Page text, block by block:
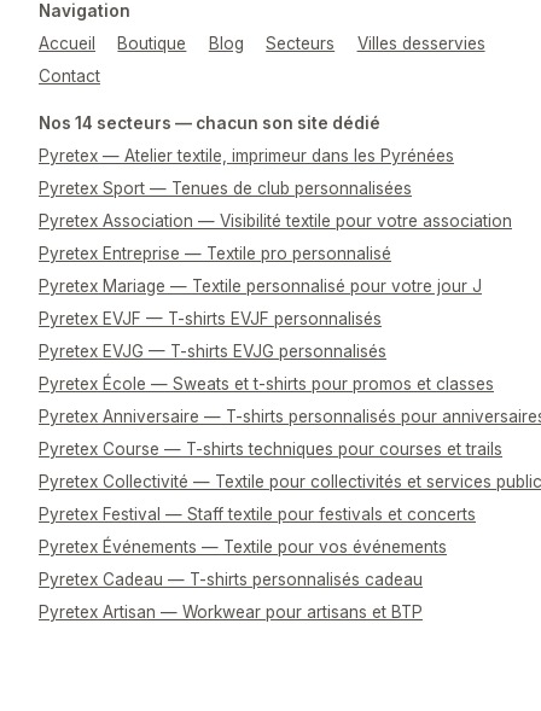
Navigation
Accueil
Boutique Blog Secteurs
Villes desservies
Contact
Nos 14 secteurs — chacun son site dédié
Pyretex — Atelier textile, imprimeur dans les Pyrénées
Pyretex Sport — Tenues de club personnalisées
Pyretex Association — Visibilité textile pour votre association
Pyretex Entreprise — Textile pro personnalisé
Pyretex Mariage — Textile personnalisé pour votre jour J
Pyretex EVJF — T-shirts EVJF personnalisés
Pyretex EVJG — T-shirts EVJG personnalisés
Pyretex École — Sweats et t-shirts pour promos et classes
Pyretex Anniversaire — T-shirts personnalisés pour
Pyretex Course — T-shirts techniques pour courses et trails
Pyretex Collectivité — Textile pour collectivités et services
Pyretex Festival — Staff textile pour festivals et concerts
Pyretex Événements — Textile pour vos événements
Pyretex Cadeau — T-shirts personnalisés cadeau
Pyretex Artisan — Workwear pour artisans et BTP